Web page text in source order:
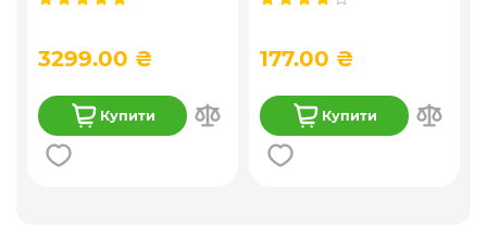
3299.00 ₴
Купити
177.00 ₴
Купити